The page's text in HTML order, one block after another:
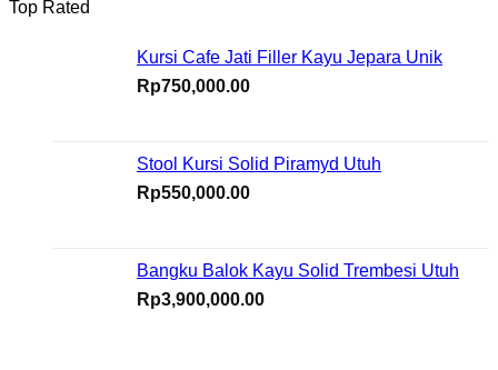
Top Rated
Kursi Cafe Jati Filler Kayu Jepara Unik
Rp750,000.00
Stool Kursi Solid Piramyd Utuh
Rp550,000.00
Bangku Balok Kayu Solid Trembesi Utuh
Rp3,900,000.00